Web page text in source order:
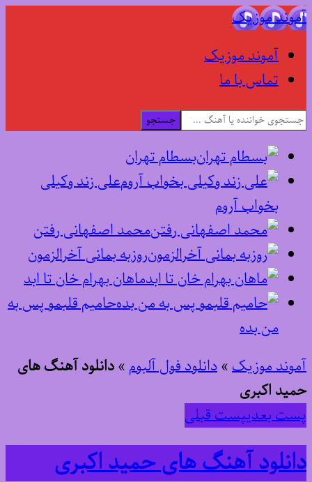
آموند موزیک
آموند موزیک
تماس با ما
جستجو
بسطام تهران
علی زند وکیلی
بخواب آروم
محمد اصفهانی رفتن
روزبه بمانی آخرالزمون
ماهان بهرام خان تا ابد
حامیم قلبمو پس به
من بده
آموند موزیک»دانلود فول آلبوم »دانلود آهنگ های
حمید اکبری
پست بعدیپست قبلی
دانلود آهنگ های حمید اکبری